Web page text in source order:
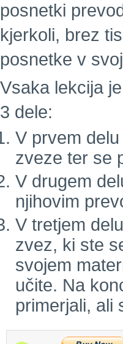
posnetki
kjerkoli, brez
posnetke v
Vsaka lekcija
3 dele:
V prvem
zveze ter se
V drugem
njihovim
V tretjem
zvez, ki ste
svojem
učite. Na
primerjali, ali